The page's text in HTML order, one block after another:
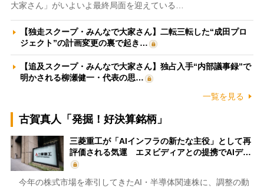
大家さん」がいよいよ最終局面を迎えている…
【独走スクープ・みんなで大家さん】二転三転した“成田プロ
ジェクト”の計画変更の裏で起き…
【追及スクープ・みんなで大家さん】独占入手“内部議事録”で
明かされる柳瀬健一・代表の思…
一覧を見る
古賀真人「発掘！好決算銘柄」
三菱重工が「AIインフラの新たな主役」として再
評価される気運 エヌビディアとの提携でAIデ…
今年の株式市場を牽引してきたAI・半導体関連株に、調整の動